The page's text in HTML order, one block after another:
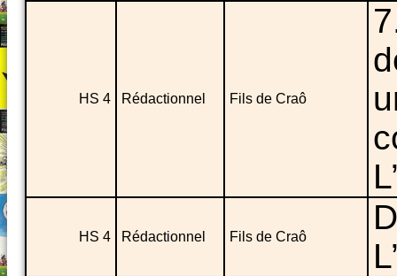
HS 4 Rédactionnel Fils de Craô
HS 4 Rédactionnel Fils de Craô